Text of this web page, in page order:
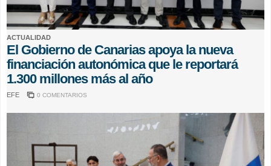
ACTUALIDAD
El Gobierno de Canarias apoya la nueva
financiación autonómica que le reportará
1.300 millones más al año
EFE 0 COMENTARIOS